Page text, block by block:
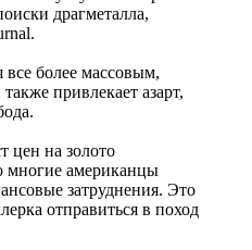
драгметалла,
все более массовым,
привлекает азарт,
цен на золото
многие американцы
затруднения. Это
отправиться в поход